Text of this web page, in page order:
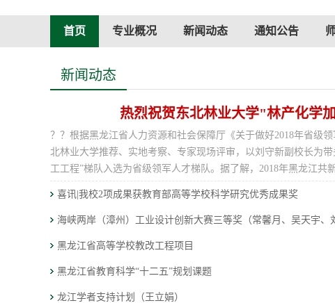
首页 专业概况 新闻动态 通知公告
新闻动态
热烈祝贺东北林业大学"林产化学
？？根据黑龙江省人力资源和社会保障厅《关于做好2018年省级
北林业大学推荐、实地考察、专家现场评审，以刘守新副校长为
工工程”梯队入选为省级领军人才梯队。据了解，2018年黑龙江共
喜讯|我校2项成果获教育部高等学校科学研究优秀成果奖
海峡两岸（漳州）工业设计创新大赛三等奖（常馨月、吴天宇、
黑龙江省高等学校教改工程项目
黑龙江省教育科学“十二五”规划课题
龙江学者支持计划（王立娟）